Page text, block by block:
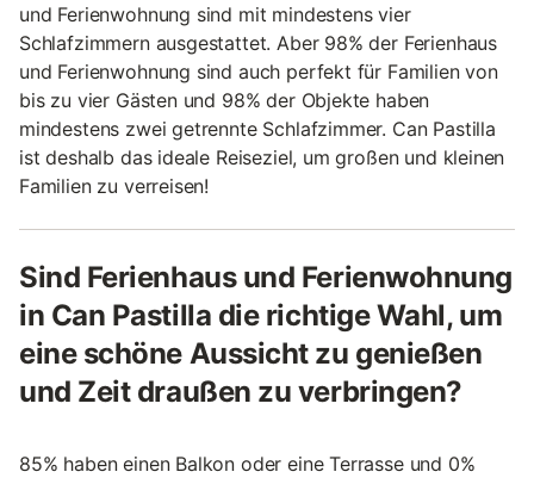
und Ferienwohnung sind mit mindestens vier
Schlafzimmern ausgestattet. Aber 98% der Ferienhaus
und Ferienwohnung sind auch perfekt für Familien von
bis zu vier Gästen und 98% der Objekte haben
mindestens zwei getrennte Schlafzimmer. Can Pastilla
ist deshalb das ideale Reiseziel, um großen und kleinen
Familien zu verreisen!
Sind Ferienhaus und Ferienwohnung
in Can Pastilla die richtige Wahl, um
eine schöne Aussicht zu genießen
und Zeit draußen zu verbringen?
85% haben einen Balkon oder eine Terrasse und 0%